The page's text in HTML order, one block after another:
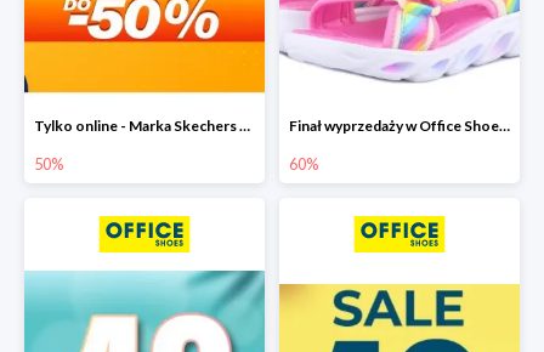
Tylko online - Marka Skechers w Office Shoes do -50%
50%
Finał wyprzedaży w Office Shoes do -60%
60%